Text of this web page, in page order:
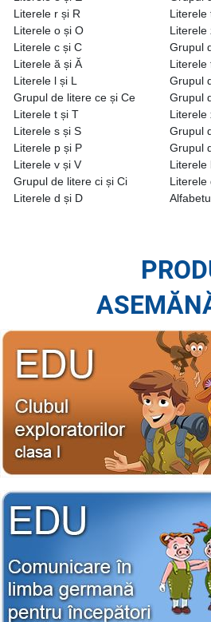
Literele r și R
Literele o și O
Literele c și C
Literele ă și Ă
Literele l și L
Grupul de litere ce și Ce
Literele t și T
Literele s și S
Literele p și P
Literele v și V
Grupul de litere ci și Ci
Literele d și D
Literele
Literele
Grupul
Literele
Grupul
Grupul
Literele
Grupul
Grupul
Literele
Literele